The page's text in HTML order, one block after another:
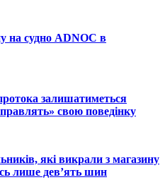
на судно ADNOC в
залишатиметься
свою поведінку
які викрали з магазину
лише дев’ять шин